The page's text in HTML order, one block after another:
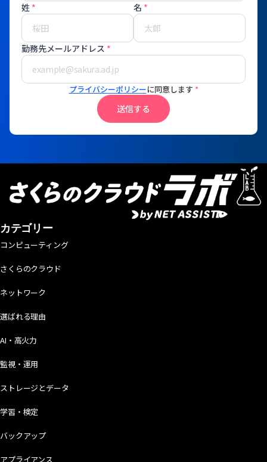
姓 * 名 *
勤務先メールアドレス *
プライバシーポリシーに同意します *
送信する
カテゴリー
コンピューティング
さくらのクラウド
ネットワーク
選ばれる理由
AI・高火力
監視・運用
ストレージとデータ
学習・検定
バックアップ
アプライアンス